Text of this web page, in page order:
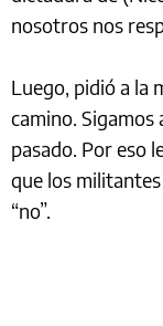
nosotros nos
Luego, pidió a la
camino. Sigamos
pasado. Por eso
que los
“no”.